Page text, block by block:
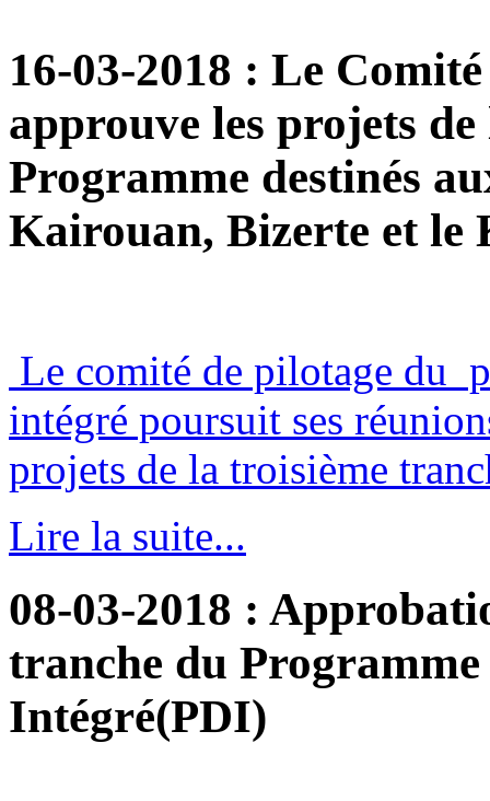
16-03-2018 : Le
approuve les projets
Programme destinés
Kairouan, Bizerte et le
Le comité de pilotage du
intégré poursuit ses
projets de la troisième
Lire la suite...
08-03-2018 :
tranche du Programme
Intégré(PDI)